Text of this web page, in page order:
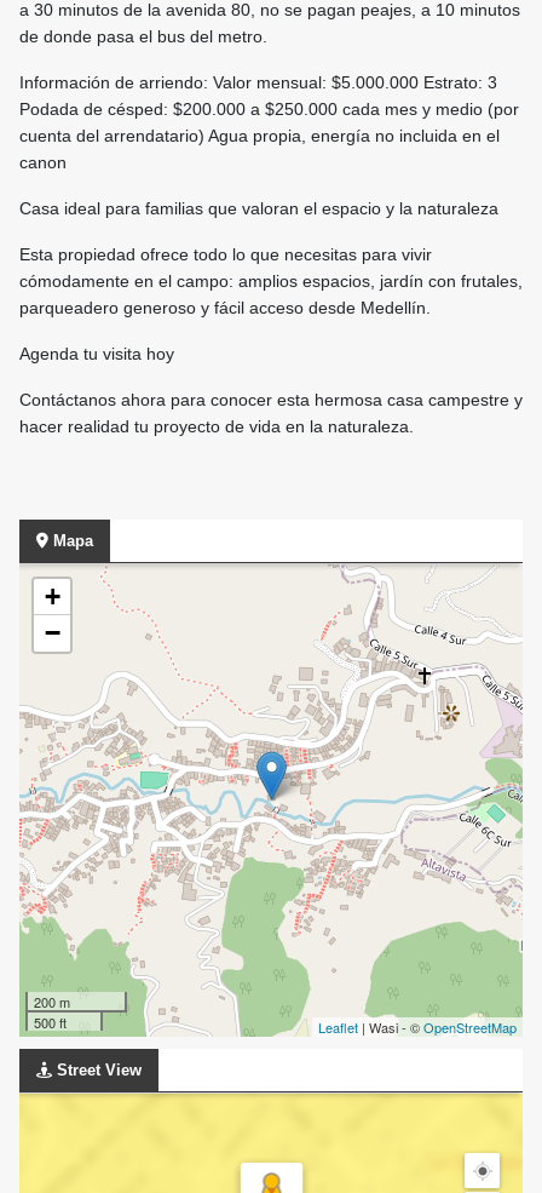
a 30 minutos de la avenida 80, no se pagan peajes, a 10 minutos
de donde pasa el bus del metro.
Información de arriendo: Valor mensual: $5.000.000 Estrato: 3
Podada de césped: $200.000 a $250.000 cada mes y medio (por
cuenta del arrendatario) Agua propia, energía no incluida en el
canon
Casa ideal para familias que valoran el espacio y la naturaleza
Esta propiedad ofrece todo lo que necesitas para vivir
cómodamente en el campo: amplios espacios, jardín con frutales,
parqueadero generoso y fácil acceso desde Medellín.
Agenda tu visita hoy
Contáctanos ahora para conocer esta hermosa casa campestre y
hacer realidad tu proyecto de vida en la naturaleza.
Mapa
+
−
200 m
500 ft
Leaflet | Wasi - ©OpenStreetMap
Street View